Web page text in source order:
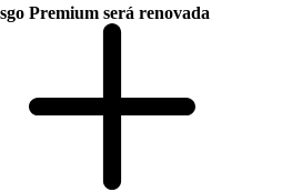
Premium será renovada